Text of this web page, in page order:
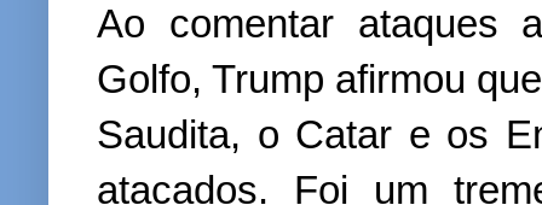
Ao comentar ataques
Golfo, Trump afirmou
Saudita, o Catar e os
atacados. Foi um